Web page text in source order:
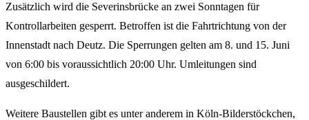
Zusätzlich wird die Severinsbrücke an zwei Sonntagen für
Kontrollarbeiten gesperrt. Betroffen ist die Fahrtrichtung von der
Innenstadt nach Deutz. Die Sperrungen gelten am 8. und 15. Juni
von 6:00 bis voraussichtlich 20:00 Uhr. Umleitungen sind
ausgeschildert.
Weitere Baustellen gibt es unter anderem in Köln-Bilderstöckchen,